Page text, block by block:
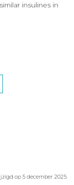
insulines in
op 5 december 2025